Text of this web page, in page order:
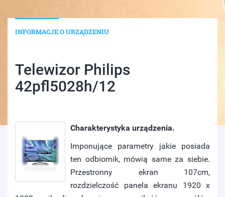
INFORMACJE O URZĄDZENIU
Telewizor Philips
42pfl5028h/12
Charakterystyka urządzenia.
Imponujące parametry jakie posiada
ten odbiornik, mówią same za siebie.
Przestronny ekran 107cm,
rozdzielczość panela ekranu 1920 x